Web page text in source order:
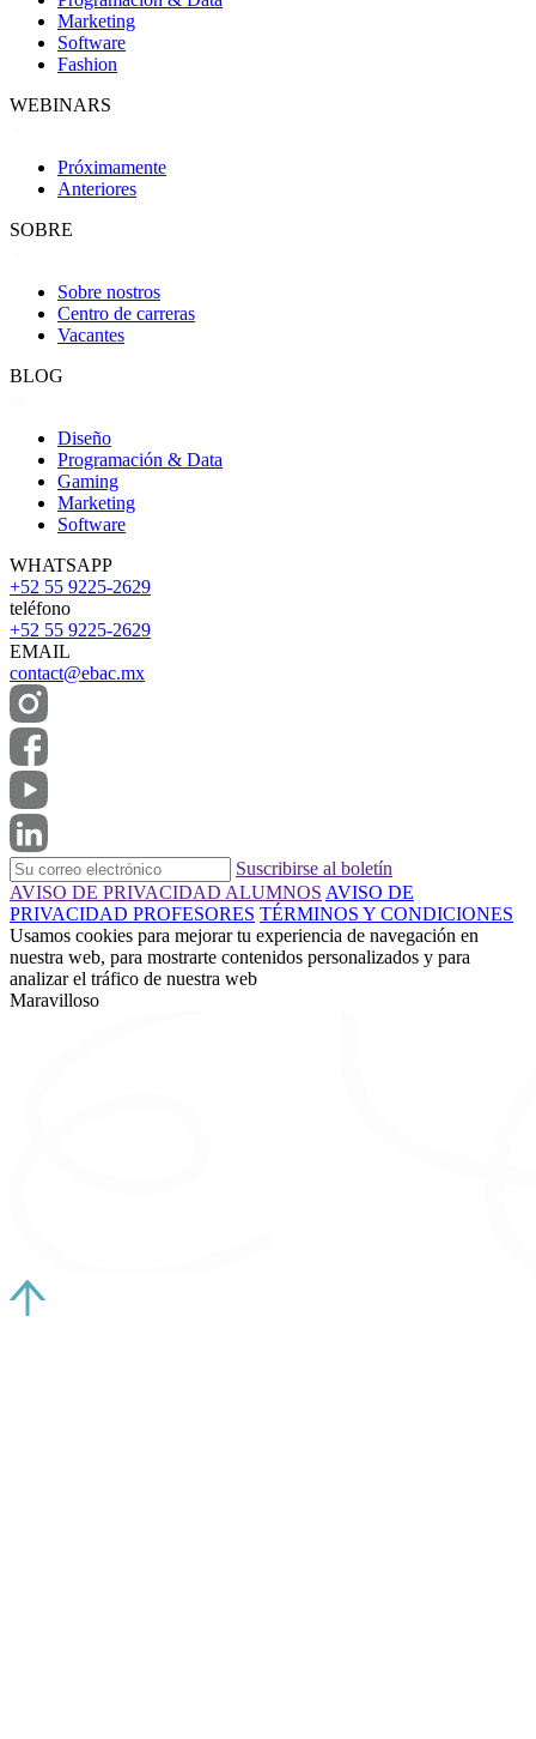
Marketing
Software
Fashion
WEBINARS
Próximamente
Anteriores
SOBRE
Sobre nostros
Centro de carreras
Vacantes
BLOG
Diseño
Programación & Data
Gaming
Marketing
Software
WHATSAPP
+52 55 9225-2629
teléfono
+52 55 9225-2629
EMAIL
contact@ebac.mx
Suscribirse al boletín
AVISO DE PRIVACIDAD ALUMNOS AVISO DE
PRIVACIDAD PROFESORES TÉRMINOS Y CONDICIONES
Usamos cookies para mejorar tu experiencia de navegación en
nuestra web, para mostrarte contenidos personalizados y para
analizar el tráfico de nuestra web
Maravilloso